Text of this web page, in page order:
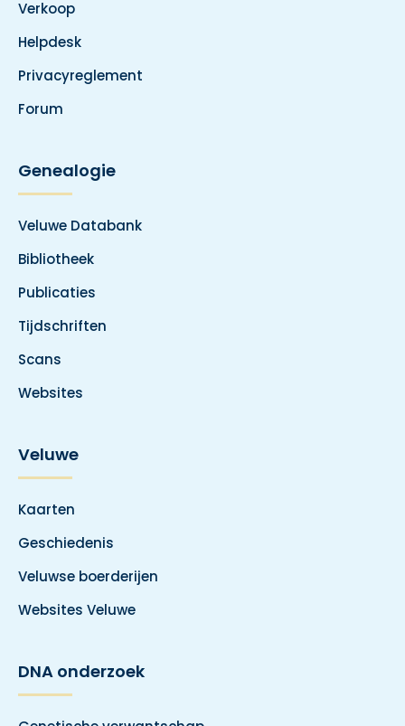
Verkoop
Helpdesk
Privacyreglement
Forum
Genealogie
Veluwe Databank
Bibliotheek
Publicaties
Tijdschriften
Scans
Websites
Veluwe
Kaarten
Geschiedenis
Veluwse boerderijen
Websites Veluwe
DNA onderzoek